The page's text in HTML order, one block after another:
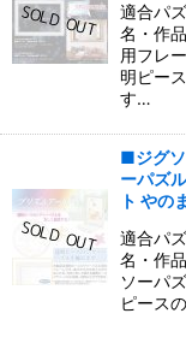
適合パ
名・作
用フレ
明ピー
す…
■ジグソ
ーパズ
ト や
適合パ
名・作
ソーパ
ピース